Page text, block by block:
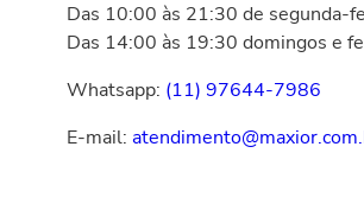
Das 10:00 às 21:30 de segunda-
Das 14:00 às 19:30 domingos e
Whatsapp: (11) 97644-7986
E-mail: